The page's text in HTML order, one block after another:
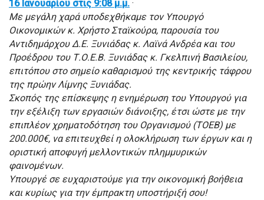
16 Ιανουαρίου στις 9:08 μ.μ. ·
Με μεγάλη χαρά υποδεχθήκαμε τον Υπουργό
Οικονομικών κ. Χρήστο Σταϊκούρα, παρουσία του
Αντιδημάρχου Δ.Ε. Ξυνιάδας κ. Λαϊνά Ανδρέα και του
Προέδρου του Τ.Ο.Ε.Β. Ξυνιάδας κ. Γκελπινή Βασιλείου,
επιτόπου στο σημείο καθαρισμού της κεντρικής τάφρου
της πρώην Λίμνης Ξυνιάδας.
Σκοπός της επίσκεψης η ενημέρωση του Υπουργού για
την εξέλιξη των εργασιών διάνοιξης, έτσι ώστε με την
επιπλέον χρηματοδότηση του Οργανισμού (ΤΟΕΒ) με
200.000€, να επιτευχθεί η ολοκλήρωση των έργων και η
οριστική αποφυγή μελλοντικών πλημμυρικών
φαινομένων.
Υπουργέ σε ευχαριστούμε για την οικονομική βοήθεια
και κυρίως για την έμπρακτη υποστήριξή σου!